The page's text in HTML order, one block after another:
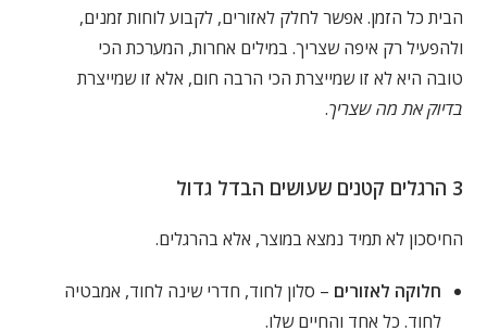
הבית כל הזמן. אפשר לחלק לאזורים, לקבוע לוחות זמנים,
ולהפעיל רק איפה שצריך. במילים אחרות, המערכת הכי
טובה היא לא זו שמייצרת הכי הרבה חום, אלא זו שמייצרת
בדיוק את מה שצריך.
3 הרגלים קטנים שעושים הבדל גדול
החיסכון לא תמיד נמצא במוצר, אלא בהרגלים.
חלוקה לאזורים – סלון לחוד, חדרי שינה לחוד, אמבטיה
לחוד. כל אחד והחיים שלו.